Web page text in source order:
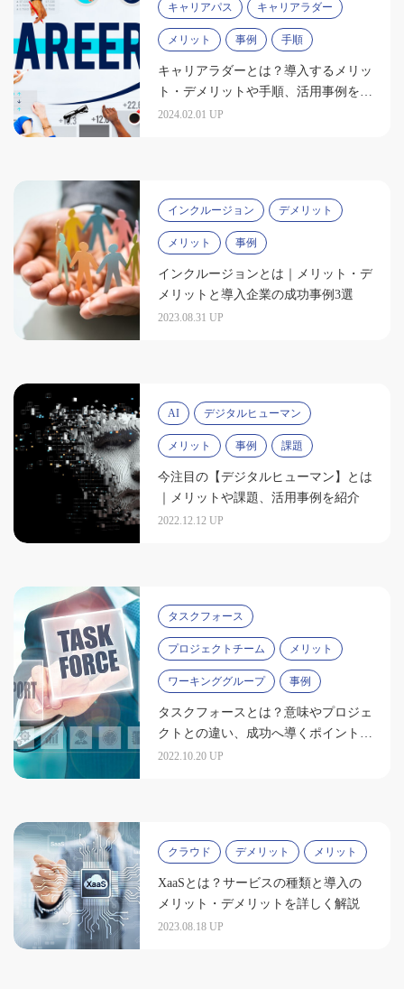
キャリアパス キャリアラダー
メリット 事例 手順
キャリアラダーとは？導入するメリッ
ト・デメリットや手順、活用事例を紹
介
2024.02.01 UP
インクルージョン デメリット
メリット 事例
インクルージョンとは｜メリット・デ
メリットと導入企業の成功事例3選
2023.08.31 UP
AI デジタルヒューマン
メリット 事例 課題
今注目の【デジタルヒューマン】とは
｜メリットや課題、活用事例を紹介
2022.12.12 UP
タスクフォース
プロジェクトチーム メリット
ワーキンググループ 事例
タスクフォースとは？意味やプロジェ
クトとの違い、成功へ導くポイントを
解説
2022.10.20 UP
クラウド デメリット メリット
XaaSとは？サービスの種類と導入の
メリット・デメリットを詳しく解説
2023.08.18 UP